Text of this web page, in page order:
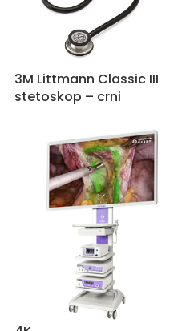
3M Littmann Classic III
stetoskop – crni